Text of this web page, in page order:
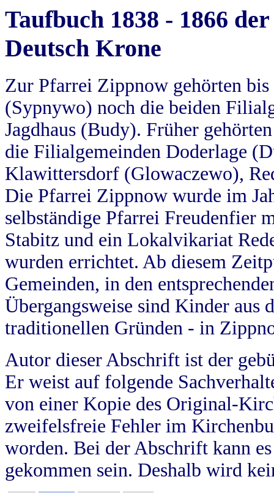
Taufbuch 1838 - 1866
Deutsch Krone
Zur Pfarrei Zippnow gehörten
(Sypnywo) noch die beiden
Jagdhaus (Budy). Früher
die Filialgemeinden Doderlage
Klawittersdorf (Glowaczewo),
Die Pfarrei Zippnow wurde im
selbständige Pfarrei Freudenfier
Stabitz und ein Lokalvikariat
wurden errichtet. Ab diesem
Gemeinden, in den
Übergangsweise sind Kinder aus
traditionellen Gründen - in
Autor dieser Abschrift ist der
Er weist auf folgende
von einer Kopie des Original-
zweifelsfreie Fehler im
worden. Bei der Abschrift kann
gekommen sein. Deshalb wird